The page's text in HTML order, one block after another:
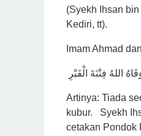
(Syekh Ihsan
Kediri, tt).
Imam Ahmad
Artinya: Tiada
kubur. Syekh
cetakan Pondok